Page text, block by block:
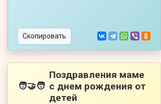
Скопировать
🧑‍🤝‍🧑
Поздравления маме
с днем рождения от
детей